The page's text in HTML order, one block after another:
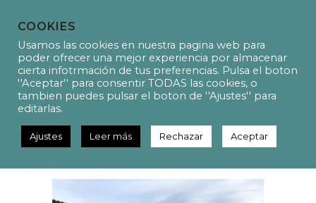
P20002 – Self-consumption
photovoltaic installation
Cosmet
COOKIES
Usamos las cookies en nuestra pagina web para
poder ofrecer una mejor experiencia por almacenar
cierta infotrmación de tus preferencias. Pulsa el boton
''Aceptar'' para consentir TODAS las cookies, o
tambien puedes pulsar el boton de ''Ajustes'' para
editarlas.
Ajustes Leer más Rechazar Aceptar